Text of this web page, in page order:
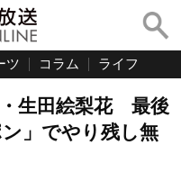
ツ コラム ライフ
生田絵梨花 最後
」でやり残し無